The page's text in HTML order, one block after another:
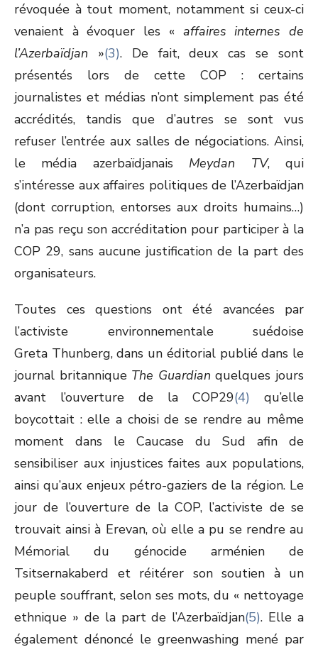
révoquée à tout moment, notamment si ceux-ci
venaient à évoquer les « affaires internes de
l’Azerbaïdjan »(3). De fait, deux cas se sont
présentés lors de cette COP : certains
journalistes et médias n’ont simplement pas été
accrédités, tandis que d’autres se sont vus
refuser l’entrée aux salles de négociations. Ainsi,
le média azerbaïdjanais Meydan TV, qui
s’intéresse aux affaires politiques de l’Azerbaïdjan
(dont corruption, entorses aux droits humains…)
n’a pas reçu son accréditation pour participer à la
COP 29, sans aucune justification de la part des
organisateurs.
Toutes ces questions ont été avancées par
l’activiste environnementale suédoise
Greta Thunberg, dans un éditorial publié dans le
journal britannique The Guardian quelques jours
avant l’ouverture de la COP29(4) qu’elle
boycottait : elle a choisi de se rendre au même
moment dans le Caucase du Sud afin de
sensibiliser aux injustices faites aux populations,
ainsi qu’aux enjeux pétro-gaziers de la région. Le
jour de l’ouverture de la COP, l’activiste de se
trouvait ainsi à Erevan, où elle a pu se rendre au
Mémorial du génocide arménien de
Tsitsernakaberd et réitérer son soutien à un
peuple souffrant, selon ses mots, du « nettoyage
ethnique » de la part de l’Azerbaïdjan(5). Elle a
également dénoncé le greenwashing mené par